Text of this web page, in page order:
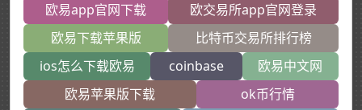
欧易app官网下载
欧交易所app官网登录
欧易下载苹果版
比特币交易所排行榜
ios怎么下载欧易
coinbase
欧易中文网
欧易苹果版下载
ok币行情